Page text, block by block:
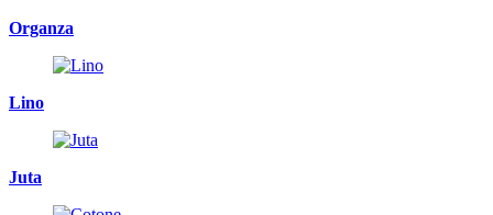
Organza
Lino
Juta